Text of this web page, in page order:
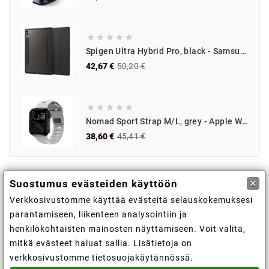
iPad Pro 11 tuumaa (2024)
iPad Pro 12,9 2018
(2)
iPad Pro 12,9 2022
iPhone 15 Pro
iPhone 15 Pro Max
iPhone 16 Plus
(1)
iPhone 16 Pro
iPhone 16 Pro Max
iPhone 17
(5)
iPhone 17 Pro
iPhone 17 Pro Max
(16)
    
Spigen Ultra Hybrid Pro, black - Samsung Galaxy Tab S10/S9+
42,67 € 50,20 €
    
Nomad Sport Strap M/L, grey - Apple Watch 49mm/46mm/45mm/44mm/42mm
38,60 € 45,41 €
Kaupan tiedot 
Tiedot
Suostumus evästeiden käyttöön ×
Verkkosivustomme käyttää evästeitä selauskokemuksesi
parantamiseen, liikenteen analysointiin ja
henkilökohtaisten mainosten näyttämiseen. Voit valita,
mitkä evästeet haluat sallia. Lisätietoja on
verkkosivustomme tietosuojakäytännössä.